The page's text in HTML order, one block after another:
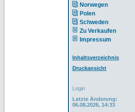
Norwegen
Polen
Schweden
Zu Verkaufen
Impressum
Inhaltsverzeichnis
Druckansicht
Login
Letzte Änderung:
06.08.2026, 14:33